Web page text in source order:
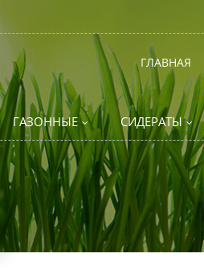
ГЛАВНАЯ
ГАЗОННЫЕ СИДЕРАТЫ